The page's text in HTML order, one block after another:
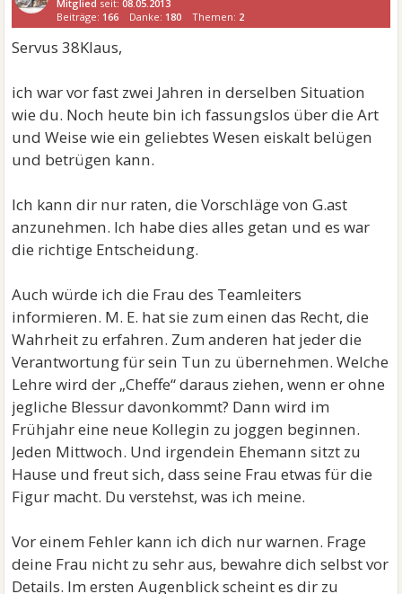
Mitglied seit:08.05.2013
Beiträge: 166 Danke: 180 Themen: 2
Servus 38Klaus,
ich war vor fast zwei Jahren in derselben Situation
wie du. Noch heute bin ich fassungslos über die Art
und Weise wie ein geliebtes Wesen eiskalt belügen
und betrügen kann.
Ich kann dir nur raten, die Vorschläge von G.ast
anzunehmen. Ich habe dies alles getan und es war
die richtige Entscheidung.
Auch würde ich die Frau des Teamleiters
informieren. M. E. hat sie zum einen das Recht, die
Wahrheit zu erfahren. Zum anderen hat jeder die
Verantwortung für sein Tun zu übernehmen. Welche
Lehre wird der „Cheffe“ daraus ziehen, wenn er ohne
jegliche Blessur davonkommt? Dann wird im
Frühjahr eine neue Kollegin zu joggen beginnen.
Jeden Mittwoch. Und irgendein Ehemann sitzt zu
Hause und freut sich, dass seine Frau etwas für die
Figur macht. Du verstehst, was ich meine.
Vor einem Fehler kann ich dich nur warnen. Frage
deine Frau nicht zu sehr aus, bewahre dich selbst vor
Details. Im ersten Augenblick scheint es dir zu